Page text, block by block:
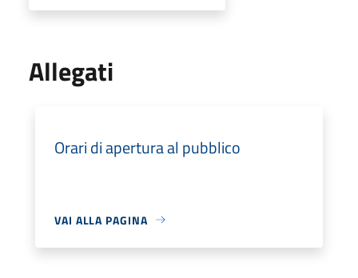
Allegati
Orari di apertura al pubblico
VAI ALLA PAGINA